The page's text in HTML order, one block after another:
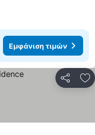
Εμφάνιση τιμών